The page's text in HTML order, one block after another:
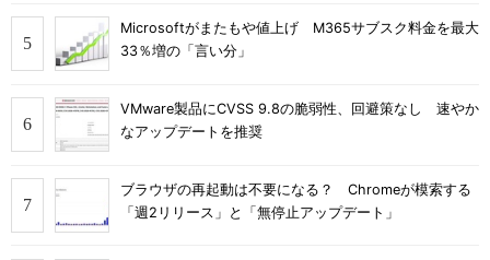
Microsoftがまたもや値上げ M365サブスク料金を最大
33％増の「言い分」
VMware製品にCVSS 9.8の脆弱性、回避策なし 速やか
なアップデートを推奨
ブラウザの再起動は不要になる？ Chromeが模索する
「週2リリース」と「無停止アップデート」